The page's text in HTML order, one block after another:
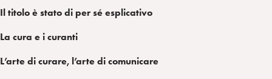
Il titolo è stato di per sé esplicativo
La cura e i curanti
L’arte di curare, l’arte di comunicare